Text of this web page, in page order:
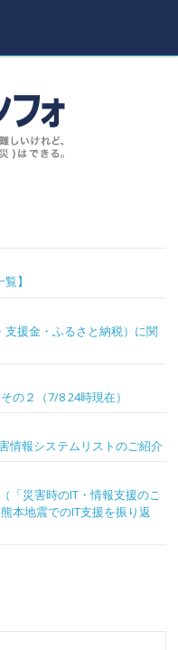
】
支援金・ふるさと納税）に関
の２（7/8 24時現在）
情報システムリストのご紹介
「災害時のIT・情報支援のこ
本地震でのIT支援を振り返